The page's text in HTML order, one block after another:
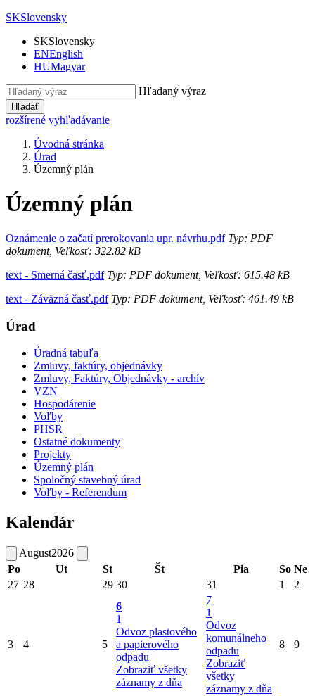
SKSlovensky
SKSlovensky
ENEnglish
HUMagyar
Hľadaný výraz
Hľadať
rozšírené vyhľadávanie
Úvodná stránka
Úrad
Územný plán
Územný plán
Oznámenie o začatí prerokovania upr. návrhu.pdfTyp: PDF
dokument, Veľkosť: 322.82 kB
text - Smerná časť.pdfTyp: PDF dokument, Veľkosť: 615.48 kB
text - Záväzná časť.pdfTyp: PDF dokument, Veľkosť: 461.49 kB
Úrad
Úradná tabuľa
Zmluvy, faktúry, objednávky
Zmluvy, Faktúry, Objednávky - archív
VZN
Hospodárenie
Voľby
PHSR
Ostatné dokumenty
Projekty
Územný plán
Spoločný stavebný úrad
Voľby - Referendum
Kalendár
August2026
Po
Ut St Št Pia So Ne
27 28 29 30 31 1 2
3 4 5
6
1
Odvoz plastového
a papierového
odpadu
Zobraziť všetky
záznamy z dňa
7
1
Odvoz
komunálneho
odpadu
Zobraziť
všetky
záznamy z dňa
8 9